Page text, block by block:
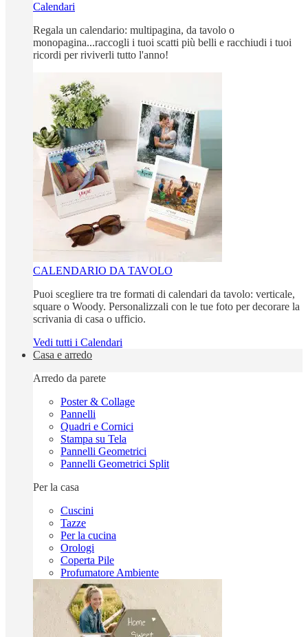
Calendari
Regala un calendario: multipagina, da tavolo o
monopagina...raccogli i tuoi scatti più belli e racchiudi i tuoi
ricordi per riviverli tutto l'anno!
CALENDARIO DA TAVOLO
Puoi scegliere tra tre formati di calendari da tavolo: verticale,
square o Woody. Personalizzali con le tue foto per decorare la
scrivania di casa o ufficio.
Vedi tutti i Calendari
Casa e arredo
Arredo da parete
Poster & Collage
Pannelli
Quadri e Cornici
Stampa su Tela
Pannelli Geometrici
Pannelli Geometrici Split
Per la casa
Cuscini
Tazze
Per la cucina
Orologi
Coperta Pile
Profumatore Ambiente